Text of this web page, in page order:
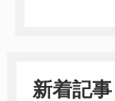
新着記事